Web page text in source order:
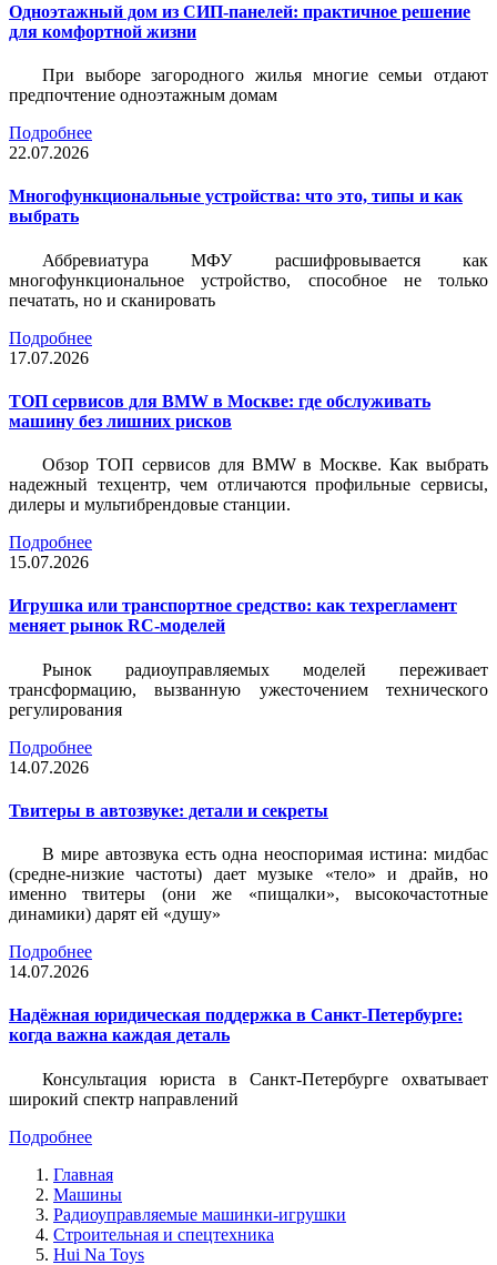
Одноэтажный дом из СИП-панелей: практичное решение
для комфортной жизни
При выборе загородного жилья многие семьи отдают
предпочтение одноэтажным домам
Подробнее
22.07.2026
Многофункциональные устройства: что это, типы и как
выбрать
Аббревиатура МФУ расшифровывается как
многофункциональное устройство, способное не только
печатать, но и сканировать
Подробнее
17.07.2026
ТОП сервисов для BMW в Москве: где обслуживать
машину без лишних рисков
Обзор ТОП сервисов для BMW в Москве. Как выбрать
надежный техцентр, чем отличаются профильные сервисы,
дилеры и мультибрендовые станции.
Подробнее
15.07.2026
Игрушка или транспортное средство: как техрегламент
меняет рынок RC-моделей
Рынок радиоуправляемых моделей переживает
трансформацию, вызванную ужесточением технического
регулирования
Подробнее
14.07.2026
Твитеры в автозвуке: детали и секреты
В мире автозвука есть одна неоспоримая истина: мидбас
(средне-низкие частоты) дает музыке «тело» и драйв, но
именно твитеры (они же «пищалки», высокочастотные
динамики) дарят ей «душу»
Подробнее
14.07.2026
Надёжная юридическая поддержка в Санкт-Петербурге:
когда важна каждая деталь
Консультация юриста в Санкт-Петербурге охватывает
широкий спектр направлений
Подробнее
Главная
Машины
Радиоуправляемые машинки-игрушки
Строительная и спецтехника
Hui Na Toys